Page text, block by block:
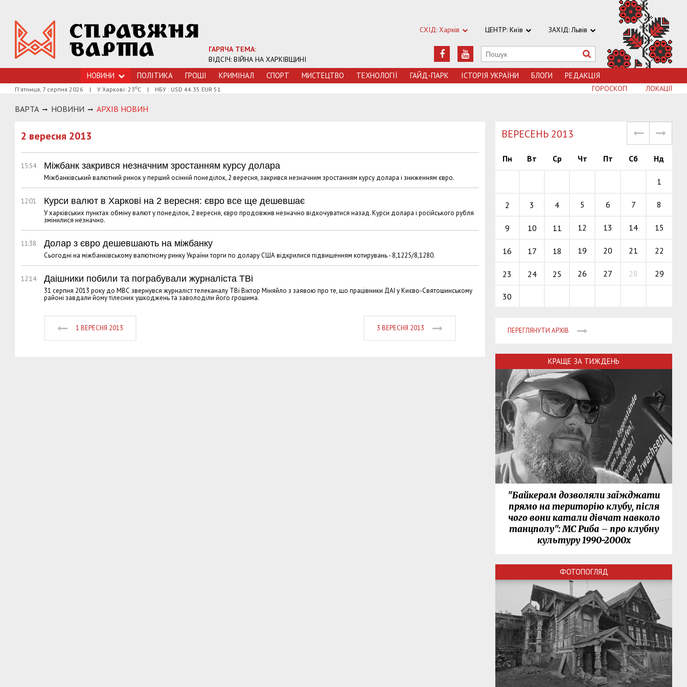
ГАРЯЧА ТЕМА:
ВІДСІЧ: ВІЙНА НА ХАРКІВЩИНІ
СХІД: Харків ЦЕНТР: Київ ЗАХІД: Львів
НОВИНИ ПОЛІТИКА ГРОШI КРИМIНАЛ СПОРТ МИСТЕЦТВО ТЕХНОЛОГIЇ ГАЙД-ПАРК ІСТОРІЯ УКРАЇНИ БЛОГИ РЕДАКЦІЯ
П'ятниця, 7 серпня 2026 | У Харкові: 23оС | НБУ : USD 44.35 EUR 51 ЛОКАЦІЇ
ГОРОСКОП
ВАРТА НОВИНИ АРХIВ НОВИН
2 вересня 2013
15:54 Міжбанк закрився незначним зростанням курсу долара
Міжбанківський валютний ринок у перший осінній понеділок, 2 вересня, закрився незначним зростанням курсу долара і зниженням євро.
12:01 Курси валют в Харкові на 2 вересня: євро все ще дешевшає
У харківських пунктах обміну валют у понеділок, 2 вересня, євро продовжив незначно відкочуватися назад. Курси долара і російського рубля
змінилися незначно.
11:38 Долар з євро дешевшають на міжбанку
Сьогодні на міжбанківському валютному ринку України торги по долару США відкрилися підвищенням котирувань - 8,1225/8,1280.
12:14 Даішники побили та пограбували журналіста ТВі
31 серпня 2013 року до МВС звернувся журналіст телеканалу ТВі Віктор Міняйло з заявою про те, що працівники ДАІ у Києво-Святошинському
районі завдали йому тілесних ушкоджень та заволоділи його грошима.
1 ВЕРЕСНЯ 2013 3 ВЕРЕСНЯ 2013
ВЕРЕСЕНЬ 2013
Пн Вт Ср Чт Пт Сб Нд
1
2 3 4 5 6 7 8
9 10 11 12 13 14 15
16 17 18 19 20 21 22
23 24 25 26 27 28 29
30
ПЕРЕГЛЯНУТИ АРХІВ
КРАЩЕ ЗА ТИЖДЕНЬ
"Байкерам дозволяли заїжджати
прямо на територію клубу, після
чого вони катали дівчат навколо
танцполу": МС Риба – про клубну
культуру 1990-2000х
ФОТОПОГЛЯД